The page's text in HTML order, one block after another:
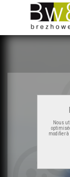
Nous
modifier